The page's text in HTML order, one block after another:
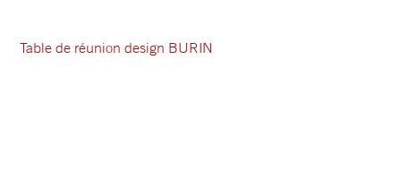
Table de réunion design BURIN